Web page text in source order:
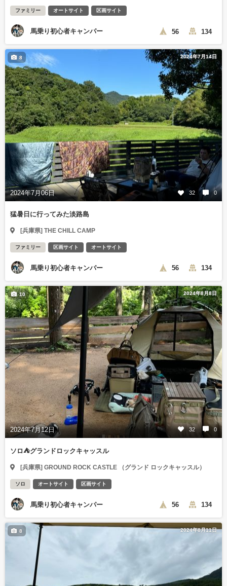
ファミリー オートサイト 区画サイト
馬乗り初心者キャンパー 56 134
2024年7月14日
2024年7月06日 32 0
8
猛暑日に行ってみた淡路島
[兵庫県] THE CHILL CAMP
ファミリー 区画サイト オートサイト
馬乗り初心者キャンパー 56 134
2024年8月8日
2024年7月12日 32 0
10
ソロ⛺️グランドロックキャッスル
[兵庫県] GROUND ROCK CASTLE （グランド ロックキャッスル）
ソロ オートサイト 区画サイト
馬乗り初心者キャンパー 56 134
2024年8月11日
8